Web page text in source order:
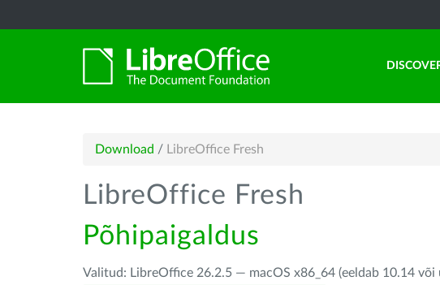
Download / LibreOffice Fresh
LibreOffice Fresh
Põhipaigaldus
Valitud: LibreOffice 26.2.5 — macOS x86_64 (eeldab 10.14 või